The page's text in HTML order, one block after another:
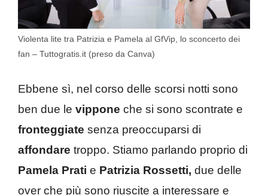
Violenta lite tra Patrizia e Pamela al GfVip, lo sconcerto dei
fan – Tuttogratis.it (preso da Canva)
Ebbene sì, nel corso delle scorsi notti sono
ben due le vippone che si sono scontrate e
fronteggiate senza preoccuparsi di
affondare troppo. Stiamo parlando proprio di
Pamela Prati e Patrizia Rossetti, due delle
over che più sono riuscite a interessare e